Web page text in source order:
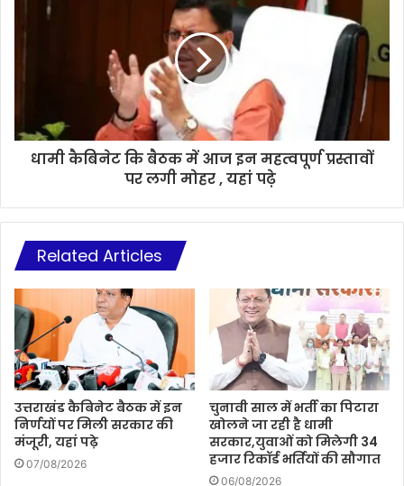
धामी कैबिनेट कि बैठक में आज इन महत्वपूर्ण प्रस्तावों
पर लगी मोहर , यहां पढ़े
Related Articles
उत्तराखंड कैबिनेट बैठक में इन
निर्णयों पर मिली सरकार की
मंजूरी, यहां पढ़े
07/08/2026
चुनावी साल में भर्ती का पिटारा
खोलने जा रही है धामी
सरकार,युवाओं को मिलेगी 34
हजार रिकॉर्ड भर्तियों की सौगात
06/08/2026